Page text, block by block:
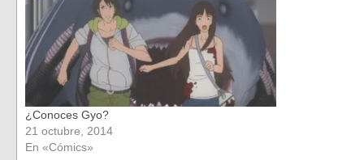
¿Conoces Gyo?
21 octubre, 2014
En «Cómics»